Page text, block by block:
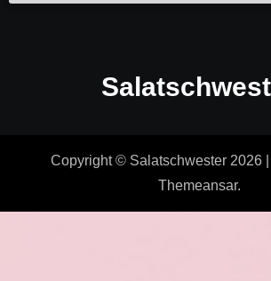
Copyright © Salatschwester 2026
Themeansar.